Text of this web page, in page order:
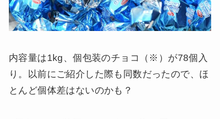
内容量は1kg、個包装のチョコ（※）が78個入
り。以前にご紹介した際も同数だったので、ほ
とんど個体差はないのかも？